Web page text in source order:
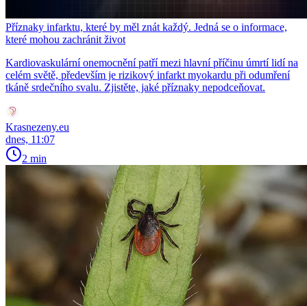
Příznaky infarktu, které by měl znát každý. Jedná se o informace,
které mohou zachránit život
Kardiovaskulární onemocnění patří mezi hlavní příčinu úmrtí lidí na
celém světě, především je rizikový infarkt myokardu při odumření
tkáně srdečního svalu. Zjistěte, jaké příznaky nepodceňovat.
Krasnezeny.eu
dnes, 11:07
2 min